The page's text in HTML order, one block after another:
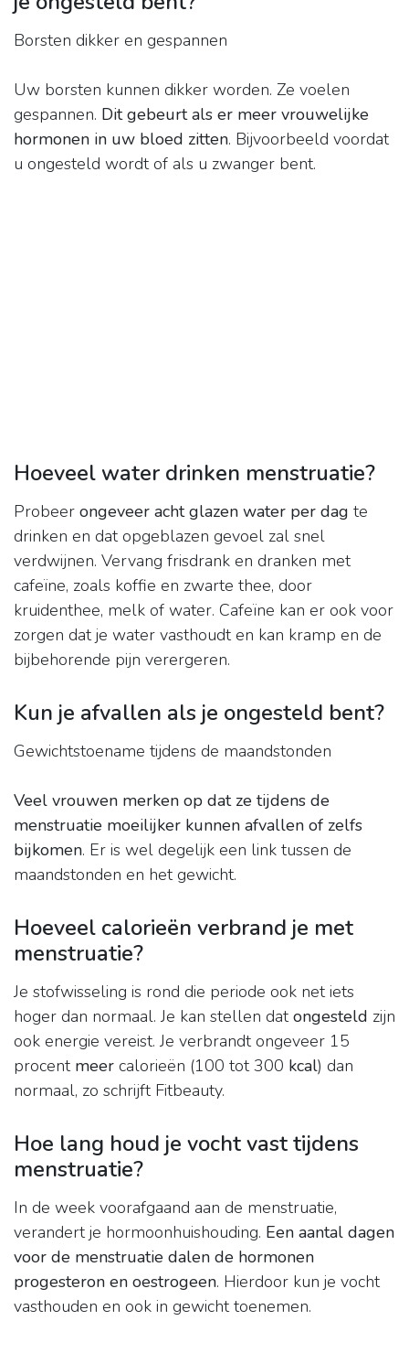
Borsten dikker en gespannen
Uw borsten kunnen dikker worden. Ze voelen
gespannen. Dit gebeurt als er meer vrouwelijke
hormonen in uw bloed zitten. Bijvoorbeeld voordat
u ongesteld wordt of als u zwanger bent.
Hoeveel water drinken menstruatie?
Probeer ongeveer acht glazen water per dag te
drinken en dat opgeblazen gevoel zal snel
verdwijnen. Vervang frisdrank en dranken met
cafeïne, zoals koffie en zwarte thee, door
kruidenthee, melk of water. Cafeïne kan er ook voor
zorgen dat je water vasthoudt en kan kramp en de
bijbehorende pijn verergeren.
Kun je afvallen als je ongesteld bent?
Gewichtstoename tijdens de maandstonden
Veel vrouwen merken op dat ze tijdens de
menstruatie moeilijker kunnen afvallen of zelfs
bijkomen. Er is wel degelijk een link tussen de
maandstonden en het gewicht.
Hoeveel calorieën verbrand je met
menstruatie?
Je stofwisseling is rond die periode ook net iets
hoger dan normaal. Je kan stellen datongesteld zijn
ook energie vereist. Je verbrandt ongeveer 15
procent meer calorieën (100 tot 300 kcal) dan
normaal, zo schrijft Fitbeauty.
Hoe lang houd je vocht vast tijdens
menstruatie?
In de week voorafgaand aan de menstruatie,
verandert je hormoonhuishouding. Een aantal dagen
voor de menstruatie dalen de hormonen
progesteron en oestrogeen. Hierdoor kun je vocht
vasthouden en ook in gewicht toenemen.